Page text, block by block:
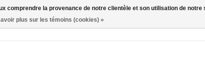
la provenance de notre clientèle et son utilisation de
plus sur les témoins (cookies) »